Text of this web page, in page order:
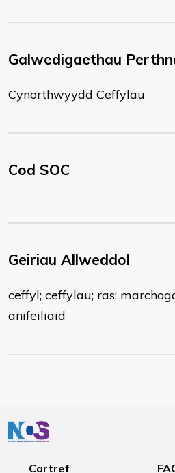
Galwedigaethau
Cynorthwyydd Ceffylau
Cod SOC
Geiriau Allweddol
ceffyl; ceffylau; ras;
anifeiliaid
Cartref